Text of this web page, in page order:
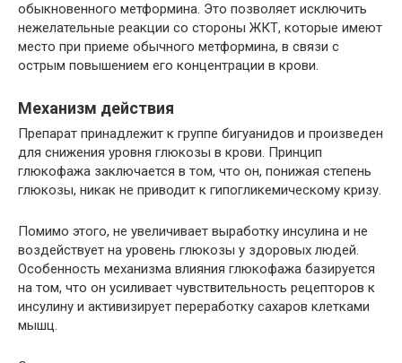
обыкновенного метформина. Это позволяет исключить
нежелательные реакции со стороны ЖКТ, которые имеют
место при приеме обычного метформина, в связи с
острым повышением его концентрации в крови.
Механизм действия
Препарат принадлежит к группе бигуанидов и произведен
для снижения уровня глюкозы в крови. Принцип
глюкофажа заключается в том, что он, понижая степень
глюкозы, никак не приводит к гипогликемическому кризу.
Помимо этого, не увеличивает выработку инсулина и не
воздействует на уровень глюкозы у здоровых людей.
Особенность механизма влияния глюкофажа базируется
на том, что он усиливает чувствительность рецепторов к
инсулину и активизирует переработку сахаров клетками
мышц.